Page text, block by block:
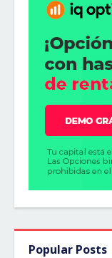
Popular Posts